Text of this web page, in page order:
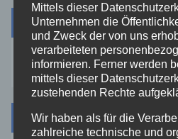
Suche
Kategorien
Mittels dieser
Unternehmen die
und Zweck der von uns
verarbeiteten
informieren. Ferner werden
mittels dieser
zustehenden Rechte
Wir haben als für die
zahlreiche technische und